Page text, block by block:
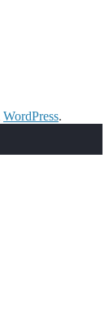
WordPress.